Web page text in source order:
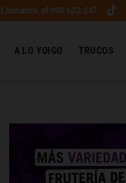
Llámanos al 900 622 247
A LO YOIGO TRUCOS